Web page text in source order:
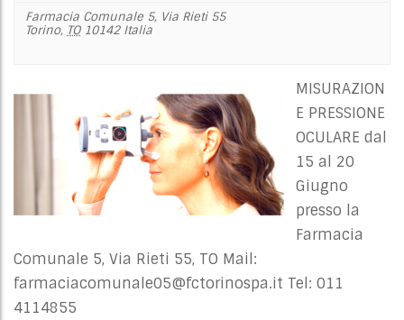
Farmacia Comunale 5, Via Rieti 55
Torino, TO 10142 Italia
MISURAZION
E PRESSIONE
OCULARE dal
15 al 20
Giugno
presso la
Farmacia
Comunale 5, Via Rieti 55, TO Mail:
farmaciacomunale05@fctorinospa.it Tel: 011
4114855